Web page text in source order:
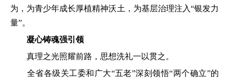
为，为青少年成长厚植精神沃土，为基层治理注入“银发力
量”。
凝心铸魂强引领
真理之光照耀前路，思想洗礼一以贯之。
全省各级关工委和广大“五老”深刻领悟“两个确立”的